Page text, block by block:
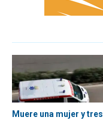
Muere una mujer y tres